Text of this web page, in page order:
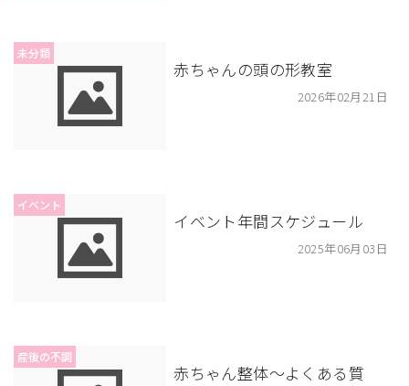
未分類
赤ちゃんの頭の形教室
2026年02月21日
イベント
イベント年間スケジュール
2025年06月03日
産後の不調
赤ちゃん整体〜よくある質